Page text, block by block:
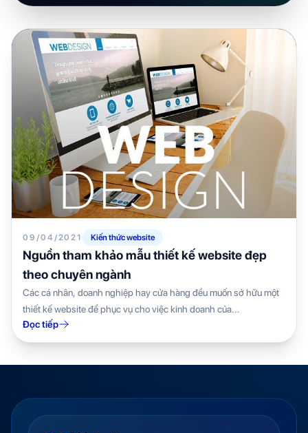
thức
09/04/2021 Kiến thức website
Nguồn tham khảo mẫu thiết kế website đẹp
theo chuyên ngành
Các cá nhân, doanh nghiệp hay cửa hàng đều muốn sở hữu một
thiết kế website để phục vụ cho việc kinh doanh của...
Đọc tiếp